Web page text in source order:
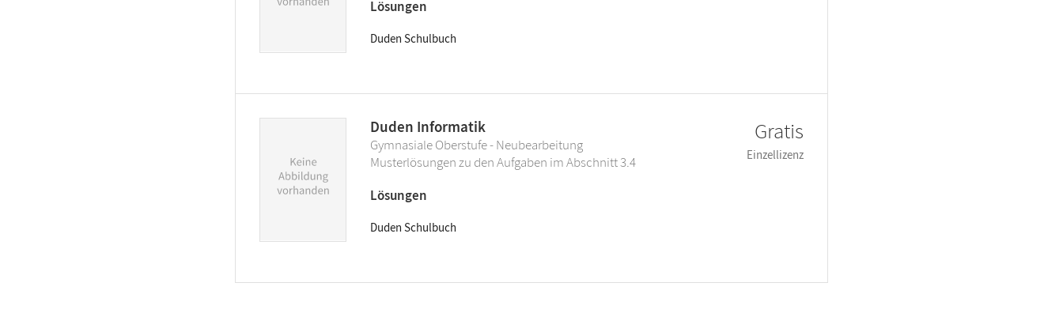
Lösungen
Duden Schulbuch
Duden Informatik
Gymnasiale Oberstufe - Neubearbeitung
Musterlösungen zu den Aufgaben im Abschnitt 3.4
Lösungen
Duden Schulbuch
Gratis
Einzellizenz